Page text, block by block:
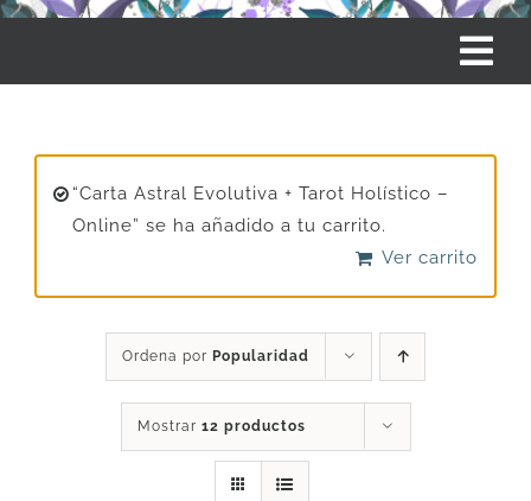
SERVICIOS
DESCARGAS
PRODUCTOS
“Carta Astral Evolutiva + Tarot Holístico –
Online” se ha añadido a tu carrito.
Ver carrito
Ordena por Popularidad
Mostrar 12 productos